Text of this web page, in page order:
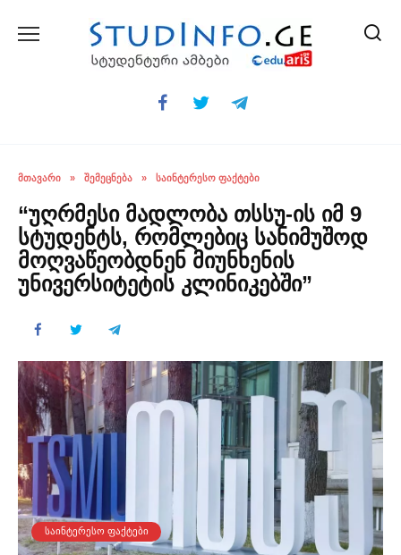
ᲛᲗᲐᲕᲐᲠᲘ » ᲨᲔᲛᲔᲪᲜᲔᲑᲐ » ᲡᲐᲘᲜᲢᲔᲠᲔᲡᲝ ᲤᲐᲥᲢᲔᲑᲘ
“უღრმესი მადლობა თსსუ-ის იმ 9
სტუდენტს, რომლებიც სანიმუშოდ
მოღვაწეობდნენ მიუნხენის
უნივერსიტეტის კლინიკებში”
ᲡᲐᲘᲜᲢᲔᲠᲔᲡᲝ ᲤᲐᲥᲢᲔᲑᲘ